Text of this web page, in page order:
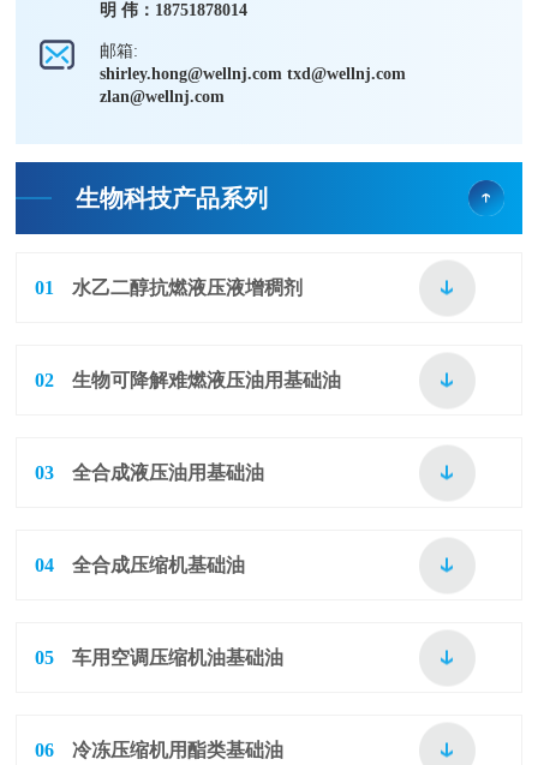
明 伟：18751878014
邮箱:
shirley.hong@wellnj.com txd@wellnj.com
zlan@wellnj.com
生物科技产品系列
01 水乙二醇抗燃液压液增稠剂
02 生物可降解难燃液压油用基础油
03 全合成液压油用基础油
04 全合成压缩机基础油
05 车用空调压缩机油基础油
06 冷冻压缩机用酯类基础油